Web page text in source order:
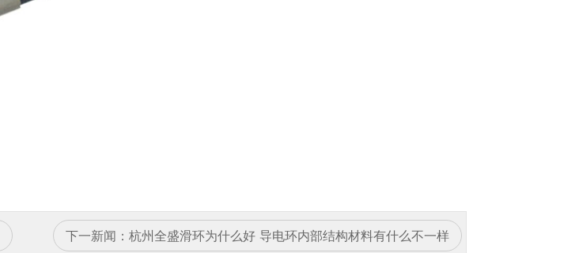
下一新闻： 杭州全盛滑环为什么好 导电环内部结构材料有什么不一样